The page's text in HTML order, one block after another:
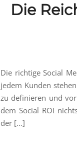
Die
Die richtige Social
jedem Kunden
zu definieren und
dem Social ROI
der […]